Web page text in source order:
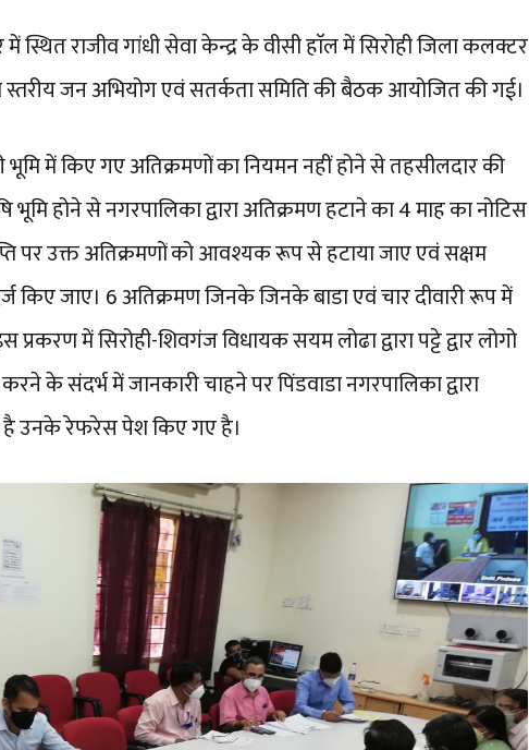
स्थित राजीव गांधी सेवा केन्द्र के वीसी हाॅल में सिरोही जिला कलक्टर
स्तरीय जन अभियोग एवं सतर्कता समिति की बैठक आयोजित की गई।
भूमि में किए गए अतिक्रमणों का नियमन नहीं होने से तहसीलदार की
होने से नगरपालिका द्वारा अतिक्रमण हटाने का 4 माह का नोटिस
पर उक्त अतिक्रमणों को आवश्यक रूप से हटाया जाए एवं सक्षम
किए जाए। 6 अतिक्रमण जिनके जिनके बाडा एवं चार दीवारी रूप में
में सिरोही-शिवगंज विधायक सयम लोढा द्वारा पट्टे द्वार लोगो
के संदर्भ में जानकारी चाहने पर पिंडवाडा नगरपालिका द्वारा
है उनके रेफरेस पेश किए गए है।